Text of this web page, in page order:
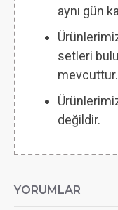
aynı gün
setleri
mevcuttur.
değildir.
YORUMLAR